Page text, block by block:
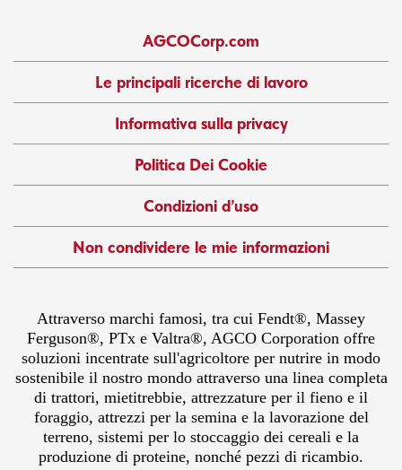
AGCOCorp.com
Le principali ricerche di lavoro
Informativa sulla privacy
Politica Dei Cookie
Condizioni d’uso
Non condividere le mie informazioni
Attraverso marchi famosi, tra cui Fendt®, Massey
Ferguson®, PTx e Valtra®, AGCO Corporation offre
soluzioni incentrate sull'agricoltore per nutrire in modo
sostenibile il nostro mondo attraverso una linea completa
di trattori, mietitrebbie, attrezzature per il fieno e il
foraggio, attrezzi per la semina e la lavorazione del
terreno, sistemi per lo stoccaggio dei cereali e la
produzione di proteine, nonché pezzi di ricambio.